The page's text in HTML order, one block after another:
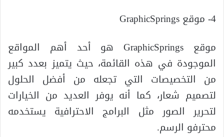
4- موقع GraphicSprings
موقع GraphicSprings هو أحد أهم المواقع
الموجودة في هذه القائمة، حيث يتميز بعدد كبير
من التخصيصات التي تجعله من أفضل الحلول
لتصميم شعار، كما أنه يوفر العديد من الخيارات
لتحرير الصور مثل البرامج الاحترافية يستخدمه
محترفو الرسم.